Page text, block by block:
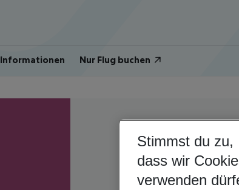
Informationen Nur Flug buchen
Stimmst du zu,
dass wir
verwenden